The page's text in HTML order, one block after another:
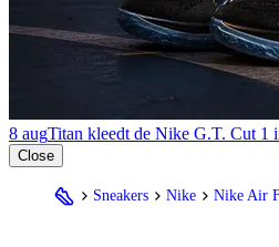
8 augTitan kleedt de Nike G.T. Cut 1
Close
Sneakers Nike Nike Air